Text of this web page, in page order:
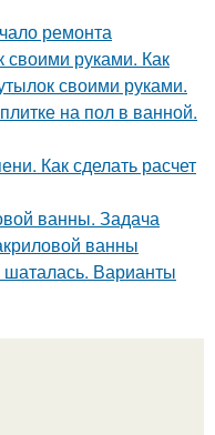
ремонта
своими руками. Как
своими руками.
на пол в ванной.
Как сделать расчет
ванны. Задача
ванны
шаталась. Варианты